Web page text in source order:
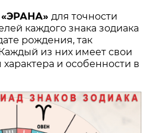
«ЭРАНА»для точности
каждого знака зодиака
рождения, так
из них имеет свои
и особенности в